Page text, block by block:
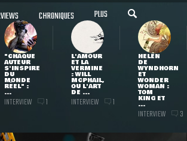
CHRONIQUES PLUS
"CHAQUE
AUTEUR
S'INSPIRE
DU
MONDE
RÉEL" :
...
INTERVIEW 1
L'AMOUR
ET LA
VERMINE
: WILL
MCPHAIL,
OU L'ART
DE ...
INTERVIEW 1
HELEN
DE
WYNDHORN
ET
WONDER
WOMAN :
TOM
KING ET
...
INTERVIEW 3